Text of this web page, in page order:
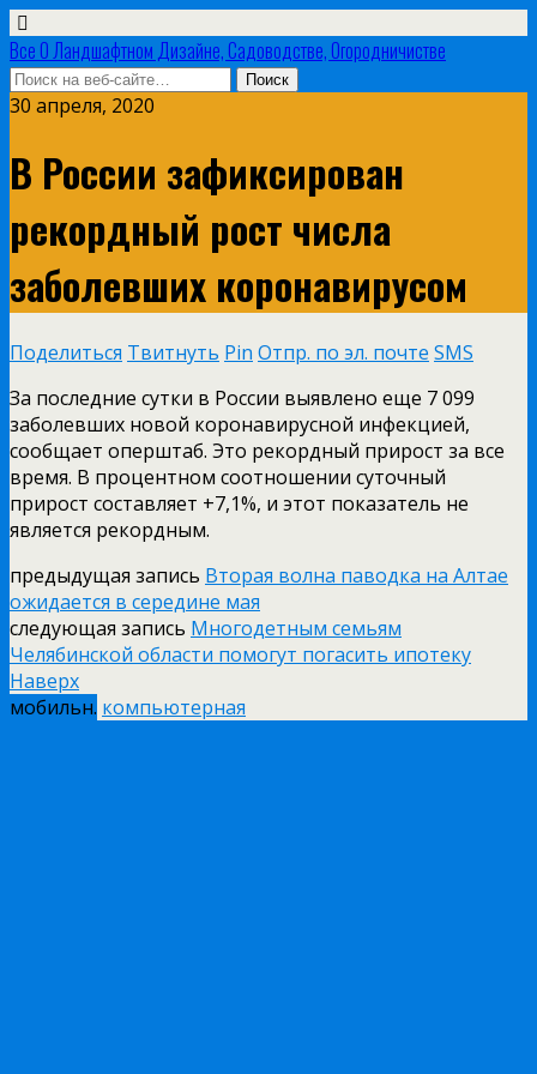
Все О Ландшафтном Дизайне, Садоводстве, Огородничистве
30 апреля, 2020
В России зафиксирован
рекордный рост числа
заболевших коронавирусом
Поделиться Твитнуть Pin Отпр. по эл. почте SMS
За последние сутки в России выявлено еще 7 099
заболевших новой коронавирусной инфекцией,
сообщает оперштаб. Это рекордный прирост за все
время. В процентном соотношении суточный
прирост составляет +7,1%, и этот показатель не
является рекордным.
предыдущая запись Вторая волна паводка на Алтае
ожидается в середине мая
следующая запись Многодетным семьям
Челябинской области помогут погасить ипотеку
Наверх
мобильн. компьютерная